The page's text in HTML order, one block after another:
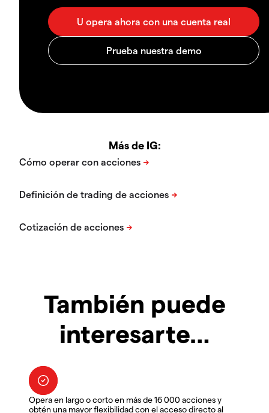
Más de IG:
También puede
interesarte…
Opera en largo o corto en más de 16 000 acciones y
obtén una mayor flexibilidad con el acceso directo al